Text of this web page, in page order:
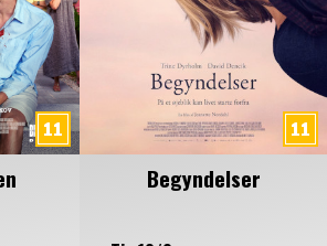
Begyndelser